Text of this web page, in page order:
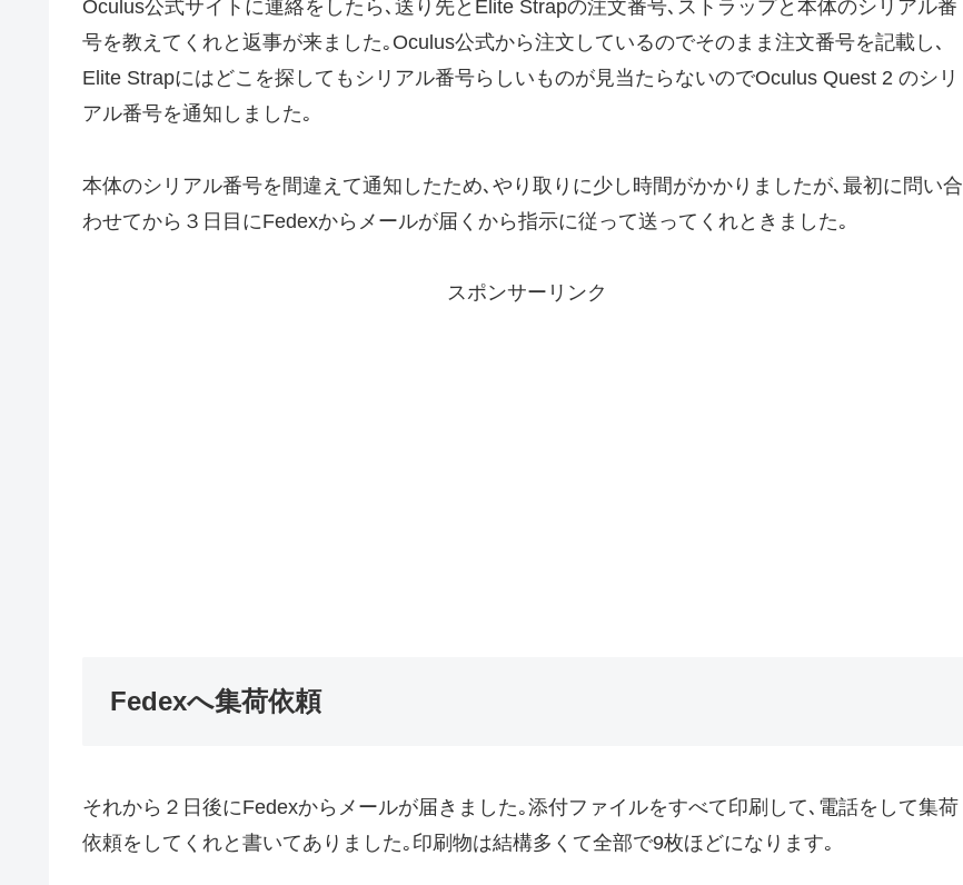
Oculus公式サイトに連絡をしたら､送り先とElite Strapの注文番号､ストラップと本体のシリアル番
号を教えてくれと返事が来ました｡Oculus公式から注文しているのでそのまま注文番号を記載し､
Elite Strapにはどこを探してもシリアル番号らしいものが見当たらないのでOculus Quest 2 のシリ
アル番号を通知しました｡
本体のシリアル番号を間違えて通知したため､やり取りに少し時間がかかりましたが､最初に問い合
わせてから３日目にFedexからメールが届くから指示に従って送ってくれときました｡
スポンサーリンク
Fedexへ集荷依頼
それから２日後にFedexからメールが届きました｡添付ファイルをすべて印刷して､電話をして集荷
依頼をしてくれと書いてありました｡印刷物は結構多くて全部で9枚ほどになります｡